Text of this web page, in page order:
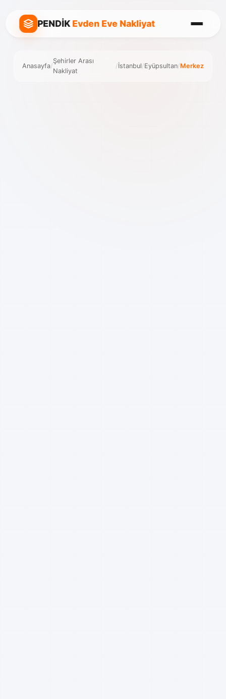
PENDİKEvden Eve Nakliyat
Anasayfa/
Şehirler Arası
Nakliyat
/İstanbul/Eyüpsultan/Merkez